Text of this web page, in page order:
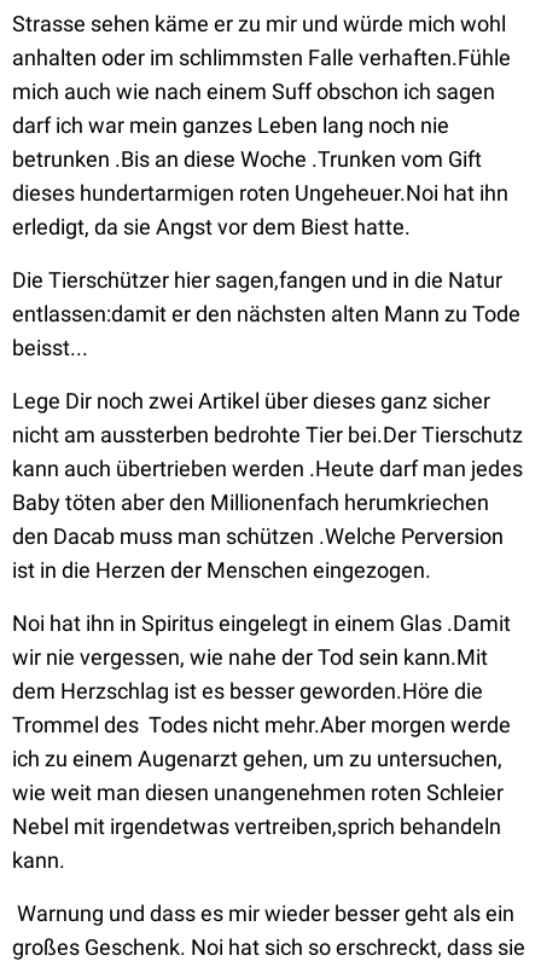
Strasse sehen käme er zu mir und würde mich wohl
anhalten oder im schlimmsten Falle verhaften.Fühle
mich auch wie nach einem Suff obschon ich sagen
darf ich war mein ganzes Leben lang noch nie
betrunken .Bis an diese Woche .Trunken vom Gift
dieses hundertarmigen roten Ungeheuer.Noi hat ihn
erledigt, da sie Angst vor dem Biest hatte.
Die Tierschützer hier sagen,fangen und in die Natur
entlassen:damit er den nächsten alten Mann zu Tode
beisst...
Lege Dir noch zwei Artikel über dieses ganz sicher
nicht am aussterben bedrohte Tier bei.Der Tierschutz
kann auch übertrieben werden .Heute darf man jedes
Baby töten aber den Millionenfach herumkriechen
den Dacab muss man schützen .Welche Perversion
ist in die Herzen der Menschen eingezogen.
Noi hat ihn in Spiritus eingelegt in einem Glas .Damit
wir nie vergessen, wie nahe der Tod sein kann.Mit
dem Herzschlag ist es besser geworden.Höre die
Trommel des Todes nicht mehr.Aber morgen werde
ich zu einem Augenarzt gehen, um zu untersuchen,
wie weit man diesen unangenehmen roten Schleier
Nebel mit irgendetwas vertreiben,sprich behandeln
kann.
Warnung und dass es mir wieder besser geht als ein
großes Geschenk. Noi hat sich so erschreckt, dass sie